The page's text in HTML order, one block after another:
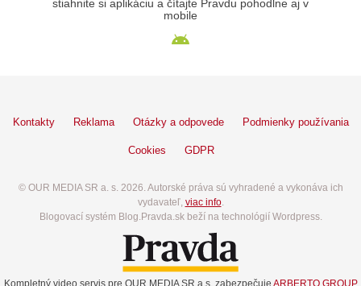
stiahnite si aplikáciu a čítajte Pravdu pohodlne aj v
mobile
Kontakty Reklama Otázky a odpovede Podmienky používania
Cookies GDPR
© OUR MEDIA SR a. s. 2026. Autorské práva sú vyhradené a vykonáva ich
vydavateľ, viac info.
Blogovací systém Blog.Pravda.sk beží na technológií Wordpress.
Kompletný video servis pre OUR MEDIA SR a.s. zabezpečuje ARBERTO GROUP